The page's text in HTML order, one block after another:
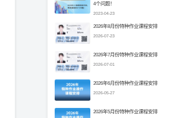
4个问题！
2023-04-23
2026年8月份特种作业课程安排
2026-07-23
2026年7月份特种作业课程安排
2026-07-01
2026年6月份特种作业课程安排
2026-05-27
2026年5月份特种作业课程安排